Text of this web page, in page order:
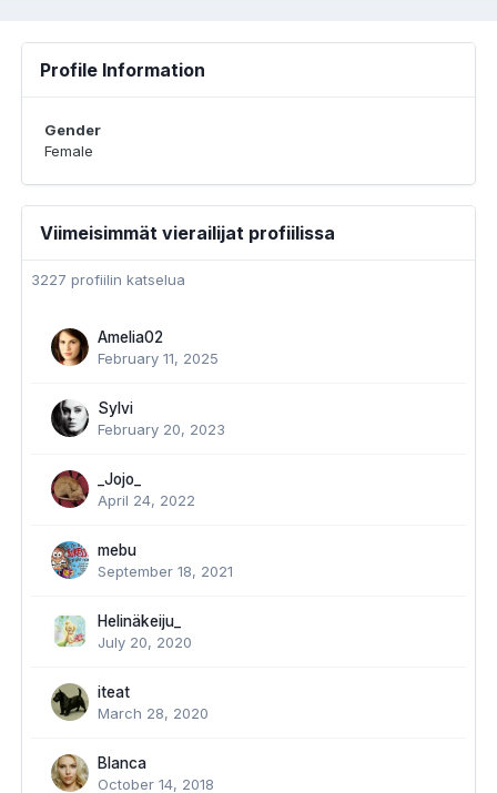
Profile Information
Gender
Female
Viimeisimmät vierailijat profiilissa
3227 profiilin katselua
Amelia02
February 11, 2025
Sylvi
February 20, 2023
_Jojo_
April 24, 2022
mebu
September 18, 2021
Helinäkeiju_
July 20, 2020
iteat
March 28, 2020
Blanca
October 14, 2018